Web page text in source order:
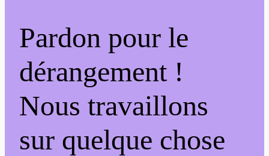
Pardon pour le
dérangement !
Nous travaillons
sur quelque chose